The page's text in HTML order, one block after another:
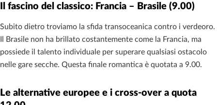
Il fascino del classico: Francia – Brasile (9.00)
Subito dietro troviamo la sfida transoceanica contro i verdeoro.
Il Brasile non ha brillato costantemente come la Francia, ma
possiede il talento individuale per superare qualsiasi ostacolo
nelle gare secche. Questa finale romantica è quotata a 9.00.
Le alternative europee e i cross-over a quota